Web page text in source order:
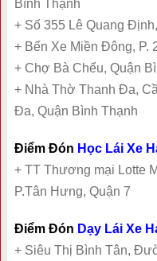
Bình Thạnh
+ Số 355 Lê Quang
+ Bến Xe Miền Đông, P.
+ Chợ Bà Chểu, Quận
+ Nhà Thờ Thanh Đa,
Đa, Quận Bình Thạnh
Điểm Đón Học Lái Xe
+ TT Thương mại Lotte
P.Tân Hưng, Quận 7
Điểm Đón Dạy Lái Xe
+ Siêu Thị Bình Tân,